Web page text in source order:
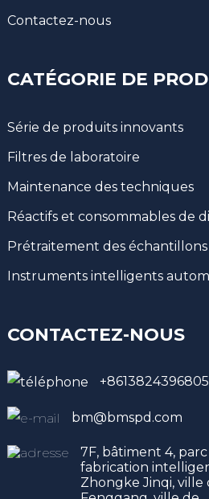
Contactez-nous
CATÉGORIE DE
Série de produits innovants
Filtres de laboratoire
Maintenance des techniques
Réactifs et consommables de
Prétraitement des échantillons
Instruments intelligents
CONTACTEZ-NOUS
+8613824396805
bm@bmspd.com
7F, bâtiment 4,
fabrication
Zhongke Jinqi, ville